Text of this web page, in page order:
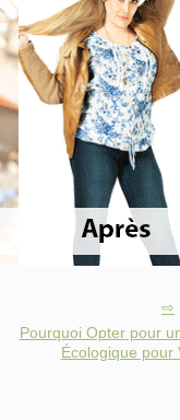
Pourquoi Opter pour
Écologique pour